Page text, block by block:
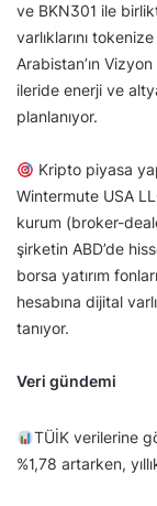
ve BKN301 ile
varlıklarını
Arabistan’ın
ileride enerji ve
planlanıyor.
Kripto piyasa
Wintermute USA
kurum (broker-
şirketin ABD’de
borsa yatırım
hesabına dijital
tanıyor.
Veri gündemi
TÜİK verilerine
%1,78 artarken,